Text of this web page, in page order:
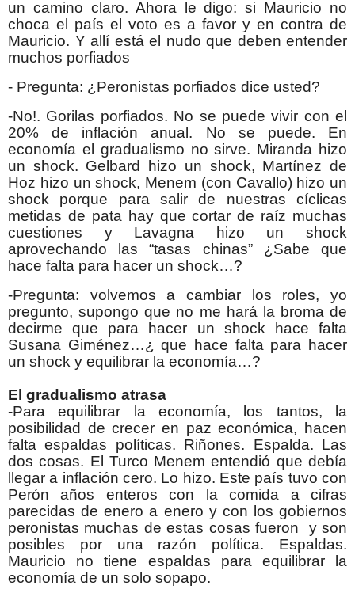
un camino claro. Ahora le digo: si Mauricio no
choca el país el voto es a favor y en contra de
Mauricio. Y allí está el nudo que deben entender
muchos porfiados
- Pregunta: ¿Peronistas porfiados dice usted?
-No!. Gorilas porfiados. No se puede vivir con el
20% de inflación anual. No se puede. En
economía el gradualismo no sirve. Miranda hizo
un shock. Gelbard hizo un shock, Martínez de
Hoz hizo un shock, Menem (con Cavallo) hizo un
shock porque para salir de nuestras cíclicas
metidas de pata hay que cortar de raíz muchas
cuestiones y Lavagna hizo un shock
aprovechando las “tasas chinas” ¿Sabe que
hace falta para hacer un shock…?
-Pregunta: volvemos a cambiar los roles, yo
pregunto, supongo que no me hará la broma de
decirme que para hacer un shock hace falta
Susana Giménez…¿ que hace falta para hacer
un shock y equilibrar la economía…?
El gradualismo atrasa
-Para equilibrar la economía, los tantos, la
posibilidad de crecer en paz económica, hacen
falta espaldas políticas. Riñones. Espalda. Las
dos cosas. El Turco Menem entendió que debía
llegar a inflación cero. Lo hizo. Este país tuvo con
Perón años enteros con la comida a cifras
parecidas de enero a enero y con los gobiernos
peronistas muchas de estas cosas fueron y son
posibles por una razón política. Espaldas.
Mauricio no tiene espaldas para equilibrar la
economía de un solo sopapo.